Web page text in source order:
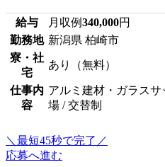
給与 月収例340,000円
勤務地 新潟県 柏崎市
寮・社
宅
あり（無料）
仕事内
容
アルミ建材・ガラス
場 / 交替制
＼最短45秒で完了／
応募へ進む